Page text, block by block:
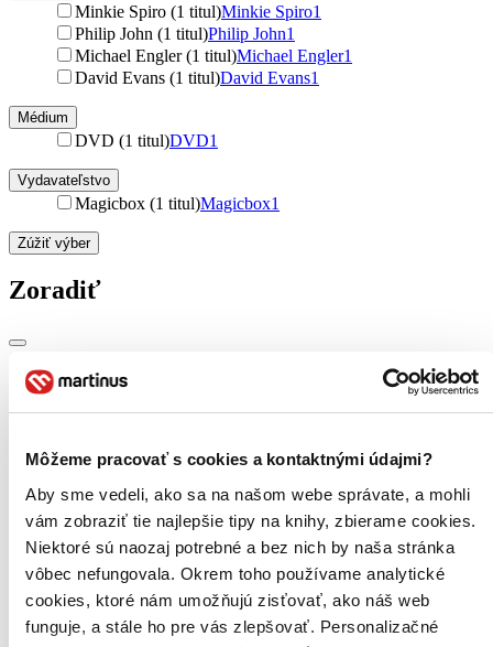
Môžeme pracovať s cookies a kontaktnými údajmi?
Aby sme vedeli, ako sa na našom webe správate, a mohli
vám zobraziť tie najlepšie tipy na knihy, zbierame cookies.
Niektoré sú naozaj potrebné a bez nich by naša stránka
vôbec nefungovala. Okrem toho používame analytické
cookies, ktoré nám umožňujú zisťovať, ako náš web
funguje, a stále ho pre vás zlepšovať. Personalizačné
Minkie Spiro (1 titul)Minkie Spiro1
Philip John (1 titul)Philip John1
Michael Engler (1 titul)Michael Engler1
David Evans (1 titul)David Evans1
Médium
DVD (1 titul)DVD1
Vydavateľstvo
Magicbox (1 titul)Magicbox1
Zúžiť výber
Zoradiť
Bestsellery
Top hodnotené
Najdrahšie
Najlacnejšie
Najvyššia zľava
Použité filtre
Zrušiť filtre
Účinkuje Maggie Smith a ďalší V anglickom jazyku